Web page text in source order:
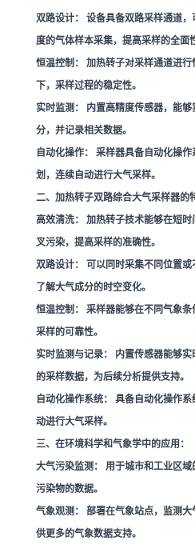
双路设计：
设备具备双路采样通道
度的气体样本采集，提高采样的全面
恒温控制：
加热转子对采样通道进
下，采样过程的稳定性。
实时监测：
内置高精度传感器，能
分，并记录相关数据。
自动化操作：
采样器具备自动化操
划，连续自动进行大气采样。
二、加热转子双路综合大气采样器的
高效清洗：
加热转子技术能够在短
叉污染，提高采样的准确性。
双路设计：
可以同时采集不同位置
了解大气成分的时空变化。
恒温控制：
采样器能够在不同气象
采样的可靠性。
实时监测与记录：
内置传感器能够
的采样数据，为后续分析提供支持。
自动化操作系统：
具备自动化操作系
动进行大气采样。
三、在环境科学和气象学中的应用：
大气污染监测：
用于城市和工业区
污染物的数据。
气象观测：
部署在气象站点，监测
供更多的气象数据支持。